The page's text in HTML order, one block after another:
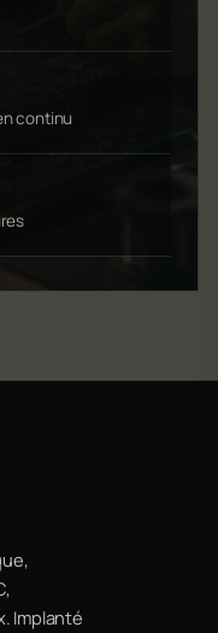
continu
Implanté